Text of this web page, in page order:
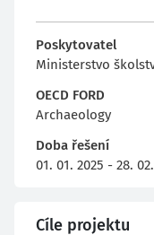
Poskytovatel
Ministerstvo
OECD FORD
Archaeology
Doba řešení
01. 01. 2025 - 28.
Cíle projektu